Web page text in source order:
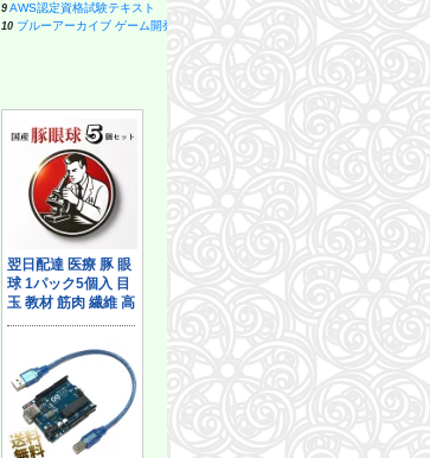
23 エントロピーをめぐる冒険 初心者のための統計熱力学 (ブルーバックス)
24 【新版】財務3表一体理解法 (朝日新書)
30 新体系・大学数学 入門の教科書 下 (ブルーバックス)
原始仏教 ブッダから大乗成立へ (講談社現代新書 2820)
首都直下 南海トラフ地震に備えよ (SB新書 654)
生成AIで世界はこう変わる (SB新書)
「複雑系」入門 カオス、フラクタルから生命の謎まで (ブルーバックス)
全面改訂 第3版 ほったらかし投資術 (朝日新書)
カウンセリングとは何か 変化するということ (講談社現代新書 2787)
37 近代美学入門 (ちくま新書)
38 大栗先生の超弦理論入門 (ブルーバックス)
39 沖縄を語りつぐ ある家族の歴史 (岩波新書 新赤版 2115)
40 ビジュアル グーグルの最強AI Gemini活用術 (日経文庫)
41 日本は世界５位の農業大国 大嘘だらけの食料自給率 (講談社＋α新書)
音律と音階の科学 新装版 ドレミ…はどのように生まれたか (ブルーバック
為替介入とは何か 200兆円規模「外為特会」が生まれた謎 (集英社新書)
44 「具体⇄抽象」トレーニング 思考力が飛躍的にアップする29問 (PHPビジネ
メタ思考トレーニング 発想力が飛躍的にアップする34問 PHPビジネス新書
英単語「１万語」習得法（特典：7つの戦略 で難単語を攻略する データ配
47 世界一効率的なAI英語学習法 (幻冬舎新書)
世界一面白い脳の講義 脳の謎を科学で解き明かす (ブルーバックス B 2337)
9 AWS認定資格試験テキスト AWS認定 クラウドプラクティショナー 改訂第3
10 ブルーアーカイブ ゲーム開発部だいぼうけん！ 6巻 (デジタル版ガンガンコ
16 ClaudeCodeのWebアプリ開発: webアプリを作って販売！バイブコーディ
ITエンジニアのためのMarkdown実践入門 ── 生成AI時代の"伝わる"書き方
1冊ですべて身につくHTML & CSSとWebデザイン入門講座［第2版］
Claude Code実践入門 [生成AI深掘りガイド]
業務設計の教科書
ネットワークはなぜつながるのか 第2版 知っておきたいTCP/IP、LAN、光フ
世界一流エンジニアの思考法
23 はじめてのGit/GitHub入門: バージョン管理の基本からチーム開発・Pull
24 徹底攻略Java SE 17 Silver問題集[1Z0-825]対応
25 スッキリわかるJava入門 第5版 (スッキリわかる入門シリーズ)
26 SCRUM BOOT CAMP THE BOOK【増補改訂版】 スクラムチームではじめ
27 ＃100日チャレンジ 毎日連続100本アプリを作ったら人生が変わった
スッキリわかるSQL入門 第4版 ドリル256問付き! (スッキリわかる入門シリ
LLMによる情報抽出入門〜日常のリアルなデータから価値ある情報を取り出
30 ブラウザで動かすLLM実装入門 Google Colaboratoryで実践するLLM・RAG
ソフトウェアアーキテクチャの基礎 第2版 ―エンジニアリングに基づく体系
Unityの教科書 Unity 6完全対応版
33 LLMの原理、RAG・エージェント開発から読み解く コンテキストエンジニ
Copilotエージェントの教科書 AIによる業務自動化の大本命